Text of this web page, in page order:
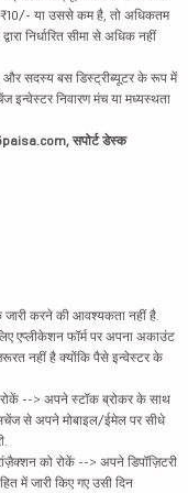
₹10/- या उससे कम है, तो अधिकतम
निर्धारित सीमा से अधिक नहीं
सदस्य बस डिस्ट्रीब्यूटर के रूप में
इन्वेस्टर निवारण मंच या मध्यस्थता
सपोर्ट डेस्क
करने की आवश्यकता नहीं है.
एप्लीकेशन फॉर्म पर अपना अकाउंट
नहीं है क्योंकि पैसे इन्वेस्टर के
--> अपने स्टॉक ब्रोकर के साथ
से अपने मोबाइल/ईमेल पर सीधे
को रोकें --> अपने डिपॉज़िटरी
में जारी किए गए उसी दिन